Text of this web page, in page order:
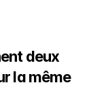
deux
la même